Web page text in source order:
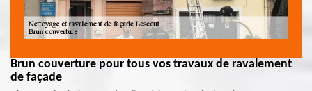
Brun couverture pour tous vos travaux de ravalement
de façade